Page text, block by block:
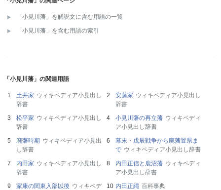
「小見川藩」を解説文に含む用語の一覧
「小見川藩」を含む用語の索引
「小見川藩」の関連用語
土井家 ウィキペディア小見出し
辞書
安藤家 ウィキペディア小見出し
辞書
松平家 ウィキペディア小見出し
辞書
小見川藩の再立藩 ウィキペディ
ア小見出し辞書
廃藩時期 ウィキペディア小見出
し辞書
幕末・戊辰戦争から廃藩置県ま
で ウィキペディア小見出し辞書
内田家 ウィキペディア小見出し
辞書
内田正信と鹿沼藩 ウィキペディ
ア小見出し辞書
家康の関東入部以後 ウィキペデ
内田正縄 百科事典